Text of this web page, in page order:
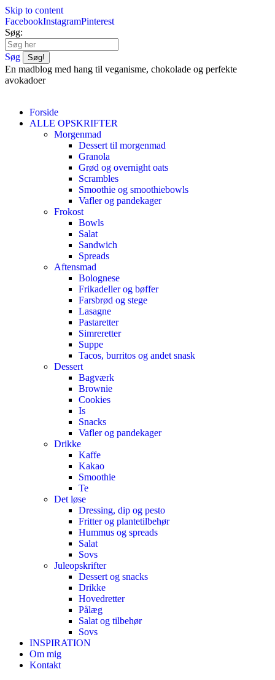
Skip to content
FacebookInstagramPinterest
Søg:
Søg
En madblog med hang til veganisme, chokolade og perfekte
avokadoer
Forside
ALLE OPSKRIFTER
Morgenmad
Dessert til morgenmad
Granola
Grød og overnight oats
Scrambles
Smoothie og smoothiebowls
Vafler og pandekager
Frokost
Bowls
Salat
Sandwich
Spreads
Aftensmad
Bolognese
Frikadeller og bøffer
Farsbrød og stege
Lasagne
Pastaretter
Simreretter
Suppe
Tacos, burritos og andet snask
Dessert
Bagværk
Brownie
Cookies
Is
Snacks
Vafler og pandekager
Drikke
Kaffe
Kakao
Smoothie
Te
Det løse
Dressing, dip og pesto
Fritter og plantetilbehør
Hummus og spreads
Salat
Sovs
Juleopskrifter
Dessert og snacks
Drikke
Hovedretter
Pålæg
Salat og tilbehør
Sovs
INSPIRATION
Om mig
Kontakt